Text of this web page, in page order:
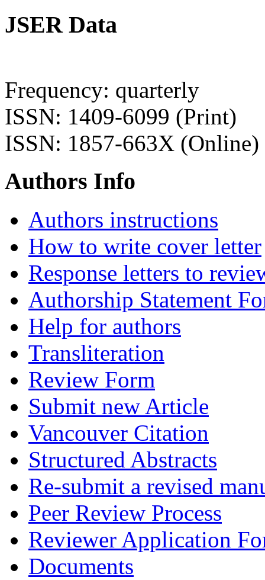
JSER Data
Frequency: quarterly
ISSN: 1409-6099 (Print)
ISSN: 1857-663X (Online)
Authors Info
Authors instructions
How to write cover letter
Response letters to
Authorship Statement
Help for authors
Transliteration
Review Form
Submit new Article
Vancouver Citation
Structured Abstracts
Re-submit a revised
Peer Review Process
Reviewer Application
Documents